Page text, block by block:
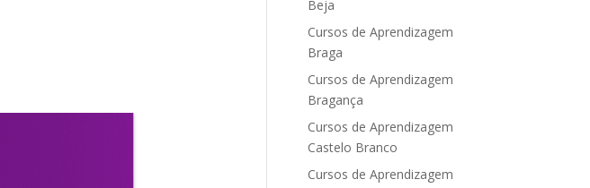
Beja
Cursos de Aprendizagem
Braga
Cursos de Aprendizagem
Bragança
Cursos de Aprendizagem
Castelo Branco
Cursos de Aprendizagem